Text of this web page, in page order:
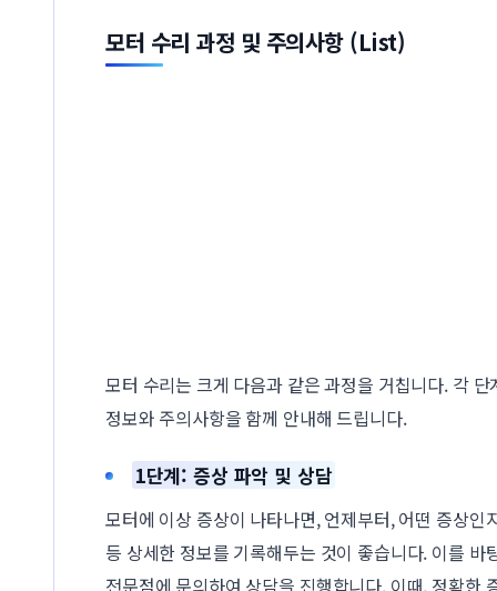
모터 수리 과정 및 주의사항 (List)
모터 수리는 크게 다음과 같은 과정을 거칩니다. 각
정보와 주의사항을 함께 안내해 드립니다.
1단계: 증상 파악 및 상담
모터에 이상 증상이 나타나면, 언제부터, 어떤 증상인
등 상세한 정보를 기록해두는 것이 좋습니다. 이를 바
전문점에 문의하여 상담을 진행합니다. 이때, 정확한